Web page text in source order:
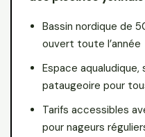
Bassin nordique de
ouvert toute l’année
Espace aqualudique,
pataugeoire pour
Tarifs accessibles
pour nageurs